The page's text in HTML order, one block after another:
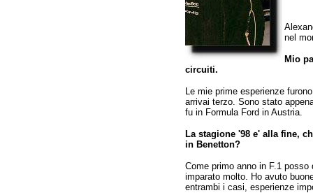
nel
Mio
circuiti.
Le mie prime esperienze
arrivai terzo. Sono stato
fu in Formula Ford in Austria.
La stagione '98 e' alla fine,
in Benetton?
Come primo anno in F.1
imparato molto. Ho avuto
entrambi i casi, esperienze